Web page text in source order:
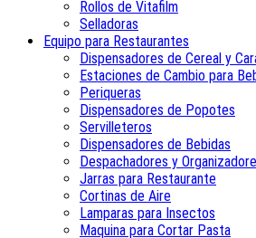
Rollos de Vitafilm
Selladoras
Equipo para Restaurantes
Dispensadores de Cereal y
Estaciones de Cambio para
Periqueras
Dispensadores de Popotes
Servilleteros
Dispensadores de Bebidas
Despachadores y
Jarras para Restaurante
Cortinas de Aire
Lamparas para Insectos
Maquina para Cortar Pasta